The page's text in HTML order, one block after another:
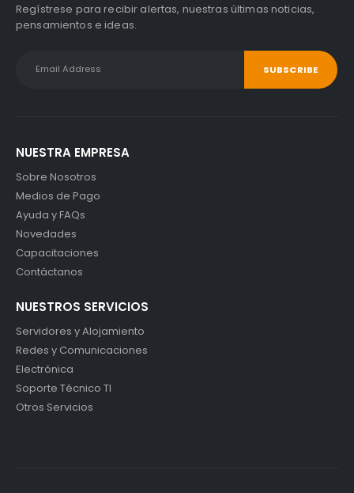
Regístrese para recibir alertas, nuestras últimas noticias,
pensamientos e ideas.
NUESTRA EMPRESA
Sobre Nosotros
Medios de Pago
Ayuda y FAQs
Novedades
Capacitaciones
Contáctanos
NUESTROS SERVICIOS
Servidores y Alojamiento
Redes y Comunicaciones
Electrónica
Soporte Técnico TI
Otros Servicios